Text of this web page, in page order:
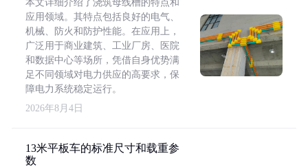
本文详细介绍了浇筑母线槽的特点和
应用领域。其特点包括良好的电气、
机械、防火和防护性能。在应用上，
广泛用于商业建筑、工业厂房、医院
和数据中心等场所，凭借自身优势满
足不同领域对电力供应的高要求，保
障电力系统稳定运行。
2026年8月4日
13米平板车的标准尺寸和载重参
数